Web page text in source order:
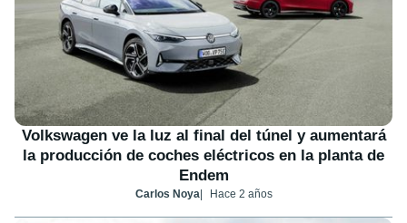
Volkswagen ve la luz al final del túnel y aumentará
la producción de coches eléctricos en la planta de
Endem
Carlos Noya Hace 2 años